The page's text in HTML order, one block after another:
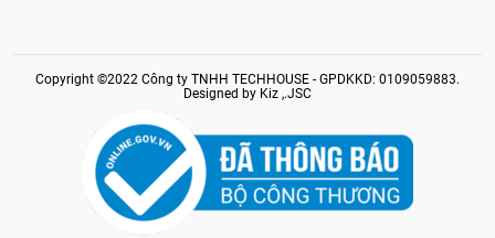
Copyright ©2022 Công ty TNHH TECHHOUSE - GPDKKD: 0109059883.
Designed by Kiz ,.JSC